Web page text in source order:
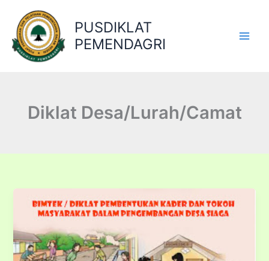
konten
PUSDIKLAT
PEMENDAGRI
Diklat Desa/Lurah/Camat